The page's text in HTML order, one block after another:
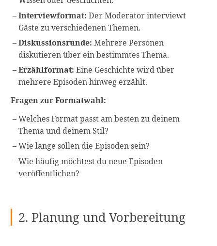
Interviewformat: Der Moderator interviewt
Gäste zu verschiedenen Themen.
Diskussionsrunde: Mehrere Personen
diskutieren über ein bestimmtes Thema.
Erzählformat: Eine Geschichte wird über
mehrere Episoden hinweg erzählt.
Fragen zur Formatwahl:
Welches Format passt am besten zu deinem
Thema und deinem Stil?
Wie lange sollen die Episoden sein?
Wie häufig möchtest du neue Episoden
veröffentlichen?
2. Planung und Vorbereitung